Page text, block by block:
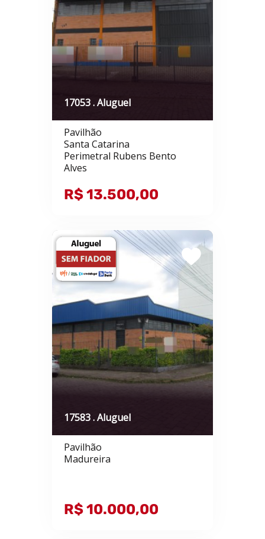
17053 . Aluguel
Pavilhão
Santa Catarina
Perimetral Rubens Bento
Alves
R$ 13.500,00
17583 . Aluguel
Pavilhão
Madureira
R$ 10.000,00